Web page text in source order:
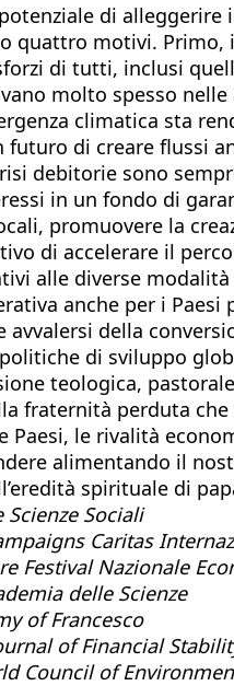
di
quattro motivi.
di tutti, inclusi
molto spesso
climatica sta
di creare flussi
debitorie sono
in un fondo di
promuovere la
di accelerare il
alle diverse
anche per i
della
di sviluppo
teologica,
fraternità perduta
le rivalità
alimentando il
spirituale di
Sociali
Caritas
Festival Nazionale
delle Scienze
of Francesco
of Financial
Council of